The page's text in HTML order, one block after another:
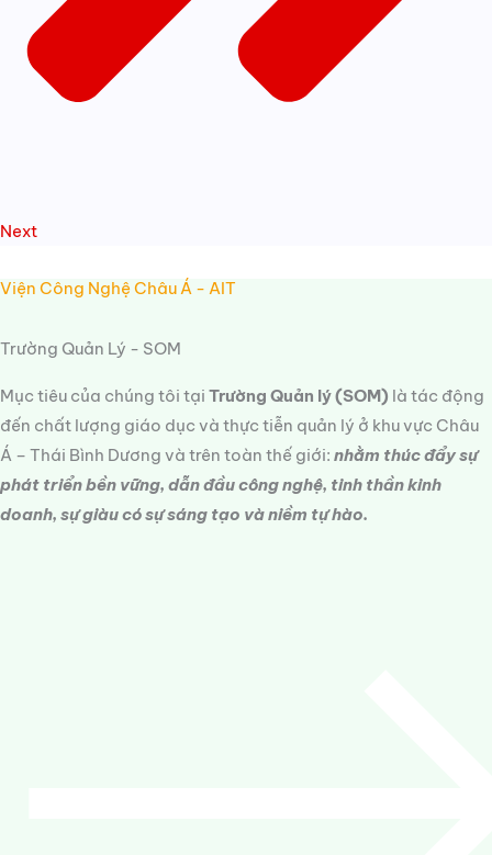
Next
Viện Công Nghệ Châu Á - AIT
Trường Quản Lý - SOM
Mục tiêu của chúng tôi tại Trường Quản lý (SOM) là tác động
đến chất lượng giáo dục và thực tiễn quản lý ở khu vực Châu
Á – Thái Bình Dương và trên toàn thế giới: nhằm thúc đẩy sự
phát triển bền vững, dẫn đầu công nghệ, tinh thần kinh
doanh, sự giàu có sự sáng tạo và niềm tự hào.